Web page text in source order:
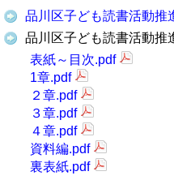
品川区子ども読書活動推
品川区子ども読書活動推
表紙～目次.pdf
1章.pdf
２章.pdf
３章.pdf
４章.pdf
資料編.pdf
裏表紙.pdf